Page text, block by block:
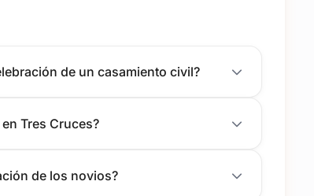
de un casamiento civil?
Tres Cruces?
de los novios?